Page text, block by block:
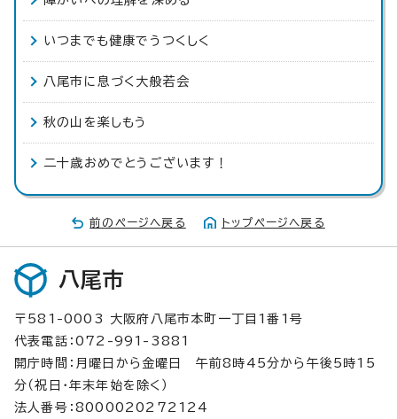
いつまでも健康でうつくしく
八尾市に息づく大般若会
秋の山を楽しもう
二十歳おめでとうございます！
前のページへ戻る トップページへ戻る
八尾市
〒581-0003 大阪府八尾市本町一丁目1番1号
代表電話：072-991-3881
開庁時間：月曜日から金曜日 午前8時45分から午後5時15
分（祝日・年末年始を除く）
法人番号：8000020272124